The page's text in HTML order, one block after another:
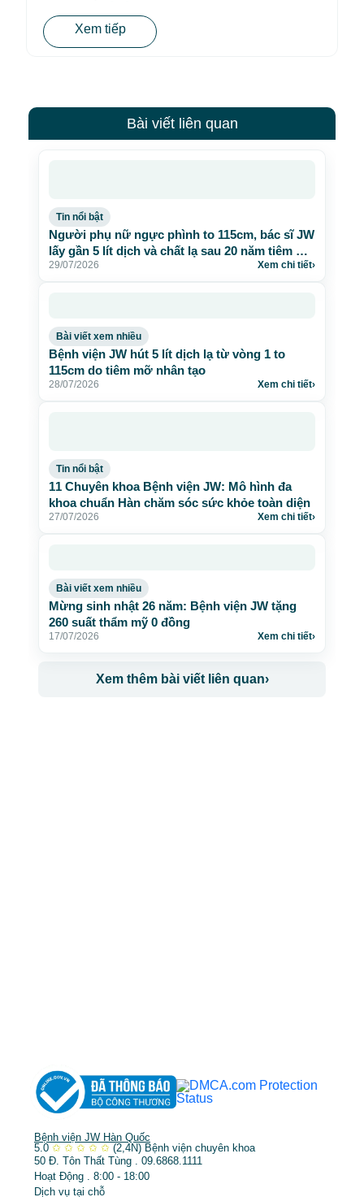
Xem tiếp
Bài viết liên quan
Tin nổi bật
Người phụ nữ ngực phình to 115cm, bác sĩ JW
lấy gần 5 lít dịch và chất lạ sau 20 năm tiêm mỡ
nhân tạo
29/07/2026 Xem chi tiết›
Bài viết xem nhiều
Bệnh viện JW hút 5 lít dịch lạ từ vòng 1 to
115cm do tiêm mỡ nhân tạo
28/07/2026 Xem chi tiết›
Tin nổi bật
11 Chuyên khoa Bệnh viện JW: Mô hình đa
khoa chuẩn Hàn chăm sóc sức khỏe toàn diện
27/07/2026 Xem chi tiết›
Bài viết xem nhiều
Mừng sinh nhật 26 năm: Bệnh viện JW tặng
260 suất thẩm mỹ 0 đồng
17/07/2026 Xem chi tiết›
Xem thêm bài viết liên quan›
Bệnh viện JW Hàn Quốc
5.0 ✩ ✩ ✩ ✩ ✩ (2,4N) Bệnh viện chuyên khoa
50 Đ. Tôn Thất Tùng . 09.6868.1111
Hoạt Động . 8:00 - 18:00
Dịch vụ tại chỗ